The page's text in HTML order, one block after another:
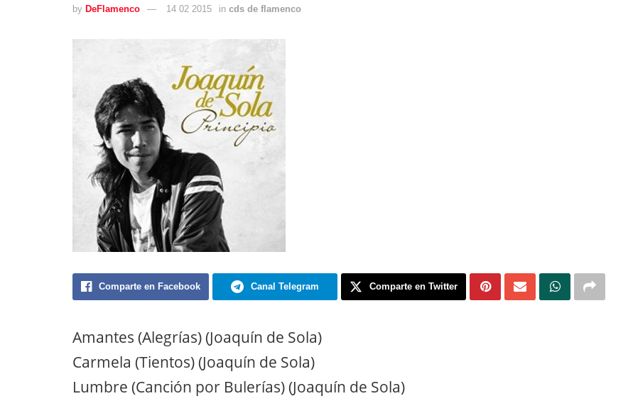
by DeFlamenco 14 02 2015 in cds de flamenco
Comparte en Facebook Canal Telegram Comparte en Twitter
Amantes (Alegrías) (Joaquín de Sola)
Carmela (Tientos) (Joaquín de Sola)
Lumbre (Canción por Bulerías) (Joaquín de Sola)